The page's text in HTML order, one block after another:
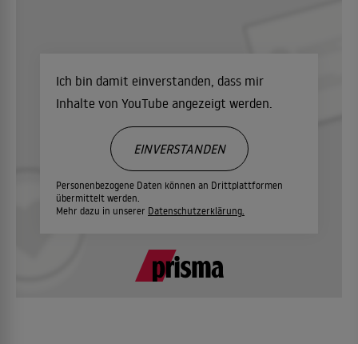
Ich bin damit einverstanden, dass mir
Inhalte von YouTube angezeigt werden.
Personenbezogene Daten können an Drittplattformen
übermittelt werden.
Mehr dazu in unserer Datenschutzerklärung.
EINVERSTANDEN